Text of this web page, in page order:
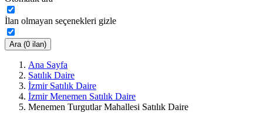
İlan olmayan seçenekleri gizle
Ara (0 ilan)
Ana Sayfa
Satılık Daire
İzmir Satılık Daire
İzmir Menemen Satılık Daire
Menemen Turgutlar Mahallesi Satılık Daire